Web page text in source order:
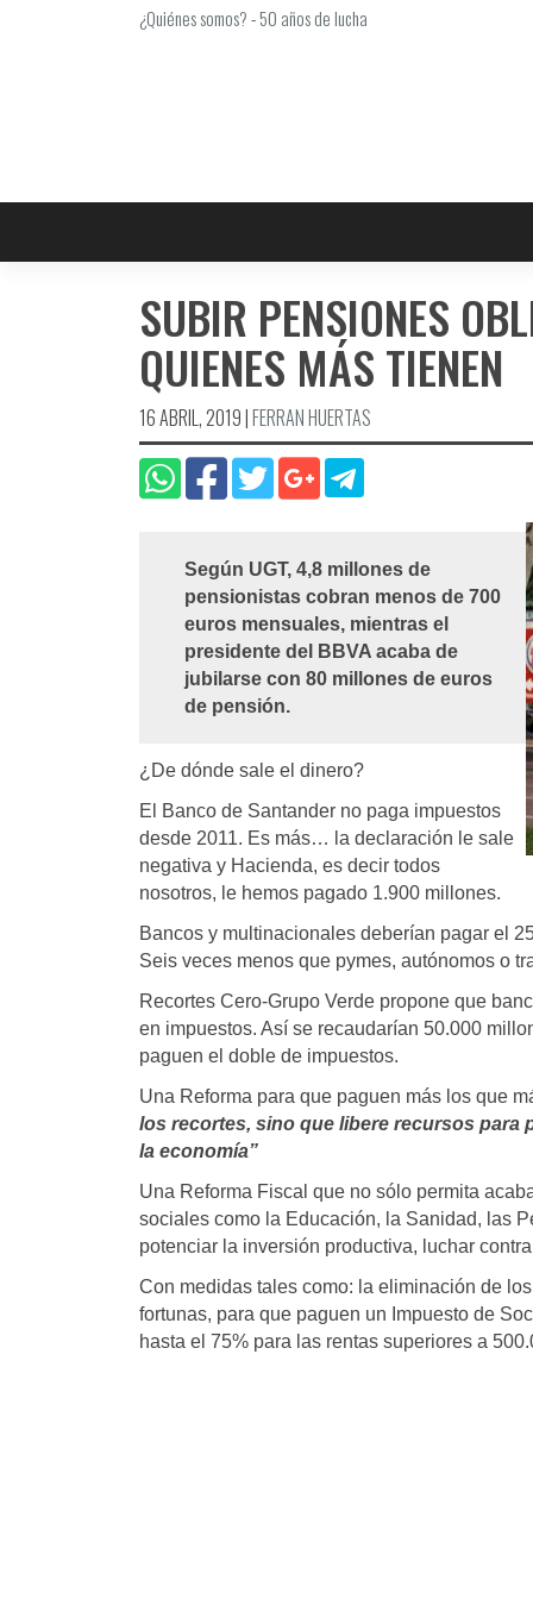
¿Quiénes somos?-50 años de lucha
SUBIR PENSIONES
QUIENES MÁS TIENEN
16 ABRIL, 2019|FERRAN HUERTAS
Según UGT, 4,8 millones de
pensionistas cobran menos de 700
euros mensuales, mientras el
presidente del BBVA acaba de
jubilarse con 80 millones de euros
de pensión.
¿De dónde sale el dinero?
El Banco de Santander no paga impuestos
desde 2011. Es más… la declaración le sale
negativa y Hacienda, es decir todos
nosotros, le hemos pagado 1.900 millones.
Bancos y multinacionales deberían pagar el
Seis veces menos que pymes, autónomos o
Recortes Cero-Grupo Verde propone que
en impuestos. Así se recaudarían 50.000
paguen el doble de impuestos.
Una Reforma para que paguen más los que
los recortes, sino que libere recursos para
la economía”
Una Reforma Fiscal que no sólo permita
sociales como la Educación, la Sanidad, las
potenciar la inversión productiva, luchar
Con medidas tales como: la eliminación de
fortunas, para que paguen un Impuesto de
hasta el 75% para las rentas superiores a